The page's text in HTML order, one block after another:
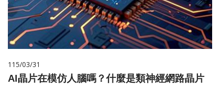
115/03/31
AI晶片在模仿人腦嗎？什麼是類神經網路晶片